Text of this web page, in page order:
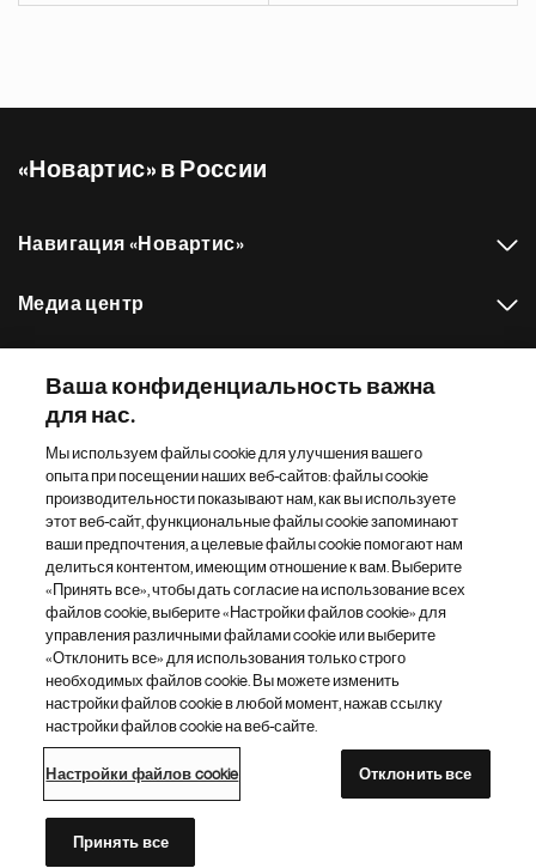
«Новартис» в России
Навигация «Новартис»
Медиа центр
Другие сайты «Новартис»
Footer Site Search
Footer
Bottom
© 2026 Novartis AG
Политика конфиденциальности
Правила использования
Настройки файлов cookie
Карта сайта
Доступность Интернета
Каталог сайтов «Новартис»
Этот сайт предназначен для граждан Российской Федерации
Ваша конфиденциальность важна
для нас.
Мы используем файлы cookie для улучшения вашего
опыта при посещении наших веб-сайтов: файлы cookie
производительности показывают нам, как вы используете
этот веб-сайт, функциональные файлы cookie запоминают
ваши предпочтения, а целевые файлы cookie помогают нам
делиться контентом, имеющим отношение к вам. Выберите
«Принять все», чтобы дать согласие на использование всех
файлов cookie, выберите «Настройки файлов cookie» для
управления различными файлами cookie или выберите
«Отклонить все» для использования только строго
необходимых файлов cookie. Вы можете изменить
настройки файлов cookie в любой момент, нажав ссылку
настройки файлов cookie на веб-сайте.
Настройки файлов cookie Отклонить все
Принять все